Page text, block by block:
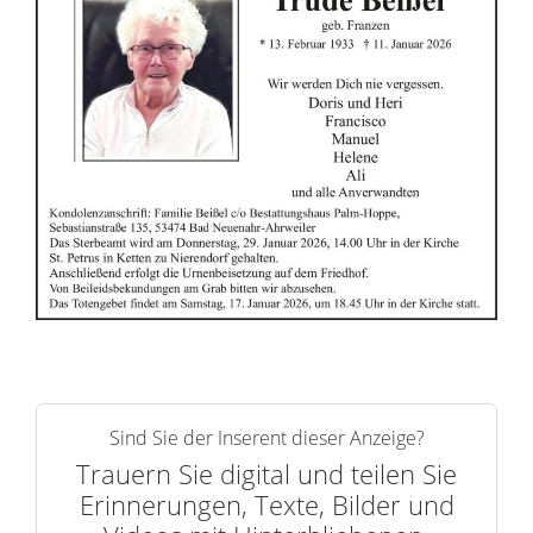
e
Sind Sie der Inserent dieser Anzeige?
Trauern Sie digital und teilen Sie
Erinnerungen, Texte, Bilder und